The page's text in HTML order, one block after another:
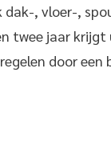
, vloer-,
twee jaar krijgt
door een